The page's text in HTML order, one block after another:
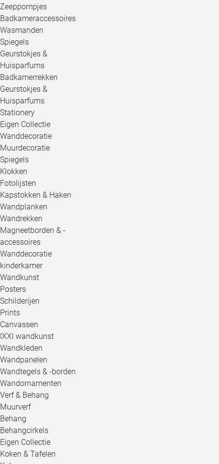
Zeeppompjes
Badkameraccessoires
Wasmanden
Spiegels
Geurstokjes &
Huisparfums
Badkamerrekken
Geurstokjes &
Huisparfums
Stationery
Eigen Collectie
Wanddecoratie
Muurdecoratie
Spiegels
Klokken
Fotolijsten
Kapstokken & Haken
Wandplanken
Wandrekken
Magneetborden & -
accessoires
Wanddecoratie
kinderkamer
Wandkunst
Posters
Schilderijen
Prints
Canvassen
IXXI wandkunst
Wandkleden
Wandpanelen
Wandtegels & -borden
Wandornamenten
Verf & Behang
Muurverf
Behang
Behangcirkels
Eigen Collectie
Koken & Tafelen